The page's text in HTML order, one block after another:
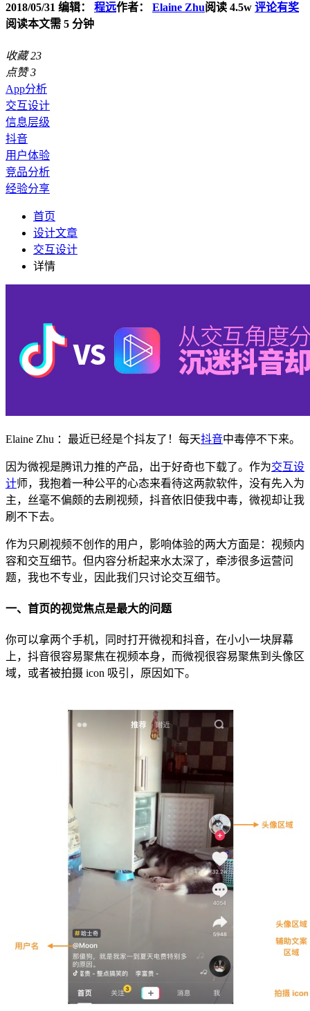
2018/05/31 编辑： 程远作者： Elaine Zhu阅读 4.5w 评论有奖
阅读本文需 5 分钟
收藏 23
点赞 3
App分析
交互设计
信息层级
抖音
用户体验
竞品分析
经验分享
首页
设计文章
交互设计
详情
Elaine Zhu ：最近已经是个抖友了！每天抖音中毒停不下来。
因为微视是腾讯力推的产品，出于好奇也下载了。作为交互设
计师，我抱着一种公平的心态来看待这两款软件，没有先入为
主，丝毫不偏颇的去刷视频，抖音依旧使我中毒，微视却让我
刷不下去。
作为只刷视频不创作的用户，影响体验的两大方面是：视频内
容和交互细节。但内容分析起来水太深了，牵涉很多运营问
题，我也不专业，因此我们只讨论交互细节。
一、首页的视觉焦点是最大的问题
你可以拿两个手机，同时打开微视和抖音，在小小一块屏幕
上，抖音很容易聚焦在视频本身，而微视很容易聚焦到头像区
域，或者被拍摄 icon 吸引，原因如下。